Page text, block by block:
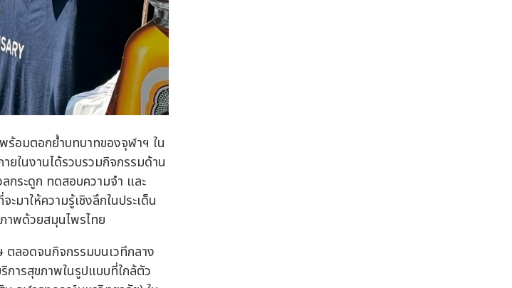
ร้อมตอกย้ำบทบาทของจุฬาฯ ใน
ายในงานได้รวบรวมกิจกรรมด้าน
กระดูก ทดสอบความจำ และ
มาให้ความรู้เชิงลึกในประเด็น
าพด้วยสมุนไพรไทย
ลอดจนกิจกรรมบนเวทีกลาง
ารสุขภาพในรูปแบบที่ใกล้ตัว